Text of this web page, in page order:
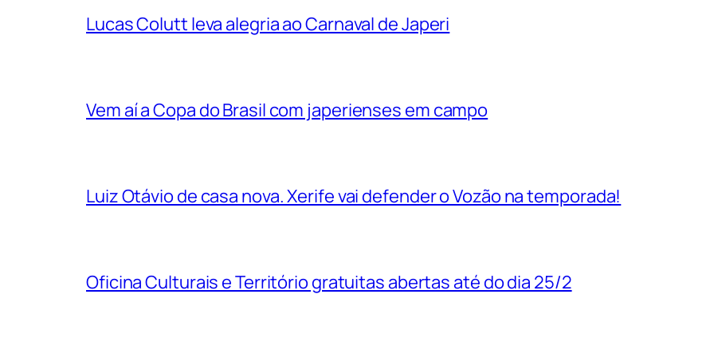
Lucas Colutt leva alegria ao Carnaval de Japeri
Vem aí a Copa do Brasil com japerienses em campo
Luiz Otávio de casa nova. Xerife vai defender o Vozão na temporada!
Oficina Culturais e Território gratuitas abertas até do dia 25/2